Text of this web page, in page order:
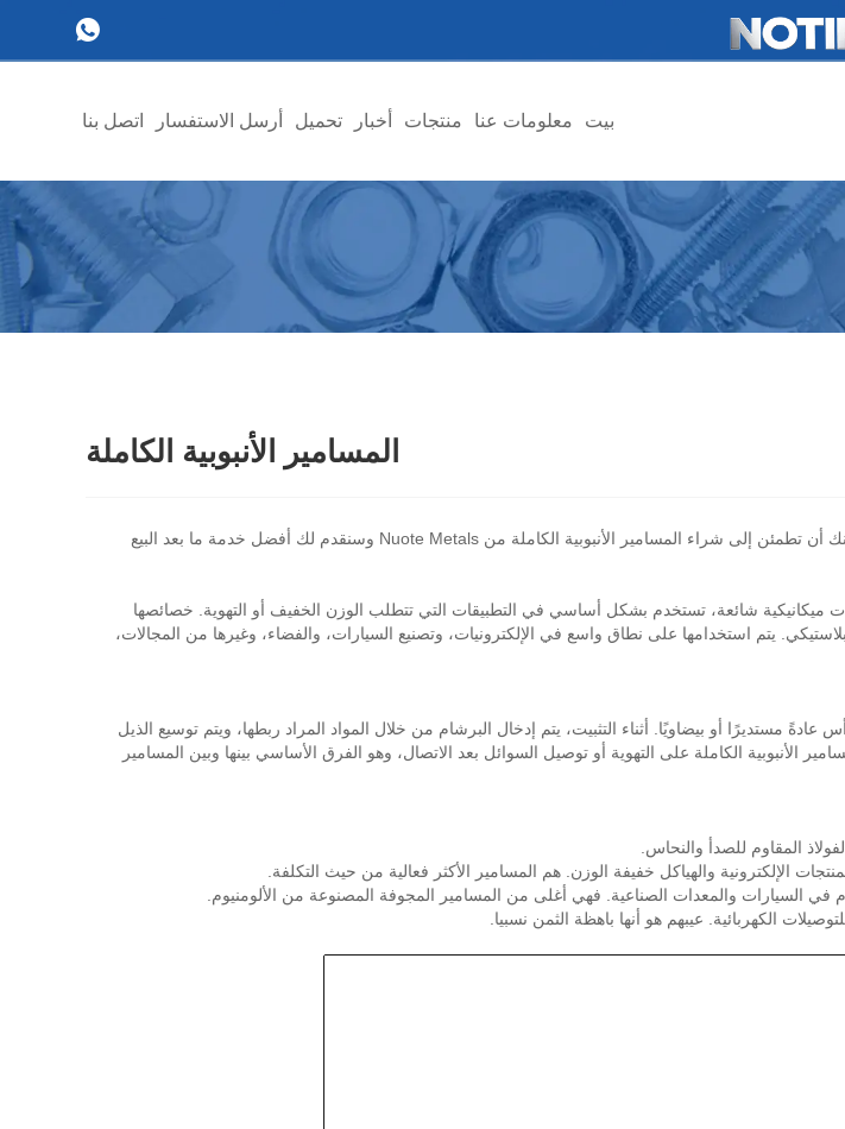
بيت معلومات عنا منتجات أخبار تحميل أرسل الاستفسار اتصل بنا
المسامير الأنبوبية الكاملة
باعتبارها واحدة من الشركات المصنعة الاحترافية ذات الجودة العالية للمسامير الأنبوبية الكاملة، يمكنك أن تطمئن إلى شراء المسامير الأنبوبية الكاملة من Nuote Metals وسنقدم لك أفضل خدمة ما بعد البيع
ميكانيكية شائعة، تستخدم بشكل أساسي في التطبيقات التي تتطلب الوزن الخفيف أو التهوية. خصائصها
يتم استخدامها على نطاق واسع في الإلكترونيات، وتصنيع السيارات، والفضاء، وغيرها من المجالات،
أو بيضاويًا. أثناء التثبيت، يتم إدخال البرشام من خلال المواد المراد ربطها، ويتم توسيع الذيل
الكاملة على التهوية أو توصيل السوائل بعد الاتصال، وهو الفرق الأساسي بينها وبين المسامير
المقاوم للصدأ والنحاس.
الإلكترونية والهياكل خفيفة الوزن. هم المسامير الأكثر فعالية من حيث التكلفة.
في السيارات والمعدات الصناعية. فهي أغلى من المسامير المجوفة المصنوعة من الألومنيوم.
الكهربائية. عيبهم هو أنها باهظة الثمن نسبيا.